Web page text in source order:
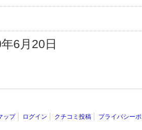
6月20日
ップ ログイン クチコミ投稿 プライバシー